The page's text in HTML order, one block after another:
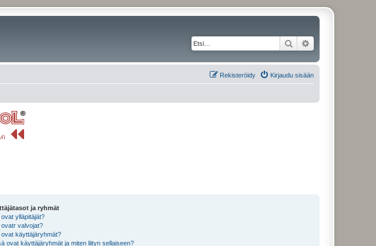
Etsi
Kirjaudu sisään
Rekisteröidy
ja ryhmät
ovat ylläpitäjät?
ovatr valvojat?
ovat käyttäjäryhmät?
ovat käyttäjäryhmät ja miten liityn sellaiseen?